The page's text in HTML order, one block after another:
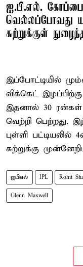
ஐ.பி.எல்.
வெல்லப்போவது
சுற்றுக்குள்
இப்போட்டியில்
விக்கெட்
இதனால் 30 ரன்கள்
வெற்றி பெற்றது.
புள்ளி பட்டியலில்
சுற்றுக்கு
ஐபிஎல் IPL Rohit
Glenn Maxwell